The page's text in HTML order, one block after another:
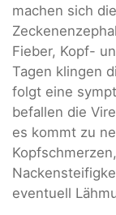
machen sich
Fieber, Kopf-
Tagen klingen
folgt eine
befallen die
es kommt zu
eventuell